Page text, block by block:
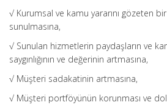
√ Kurumsal ve kamu yararını gözeten
sunulmasına,
√ Sunulan hizmetlerin paydaşların ve
saygınlığının ve değerinin artmasına,
√ Müşteri sadakatinin artmasına,
√ Müşteri portföyünün korunması ve